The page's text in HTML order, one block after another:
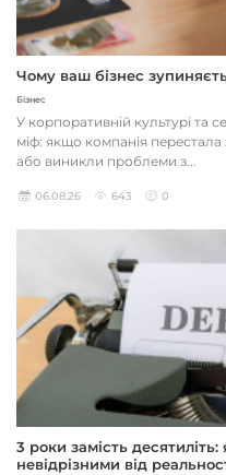
Чому ваш бізнес
Бізнес
У корпоративній культурі та
міф: якщо компанія
або виникли проблеми з...
06.08.26 643 0
3 роки замість
невідрізними від